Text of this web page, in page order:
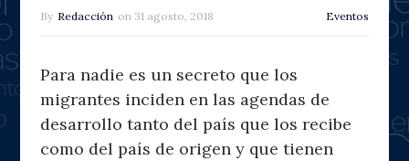
By Redacción on 31 agosto, 2018 Eventos
Para nadie es un secreto que los
migrantes inciden en las agendas de
desarrollo tanto del país que los recibe
como del país de origen y que tienen